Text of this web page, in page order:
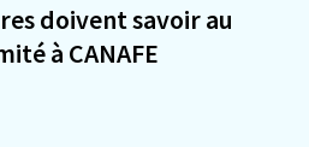
doivent savoir au
à CANAFE